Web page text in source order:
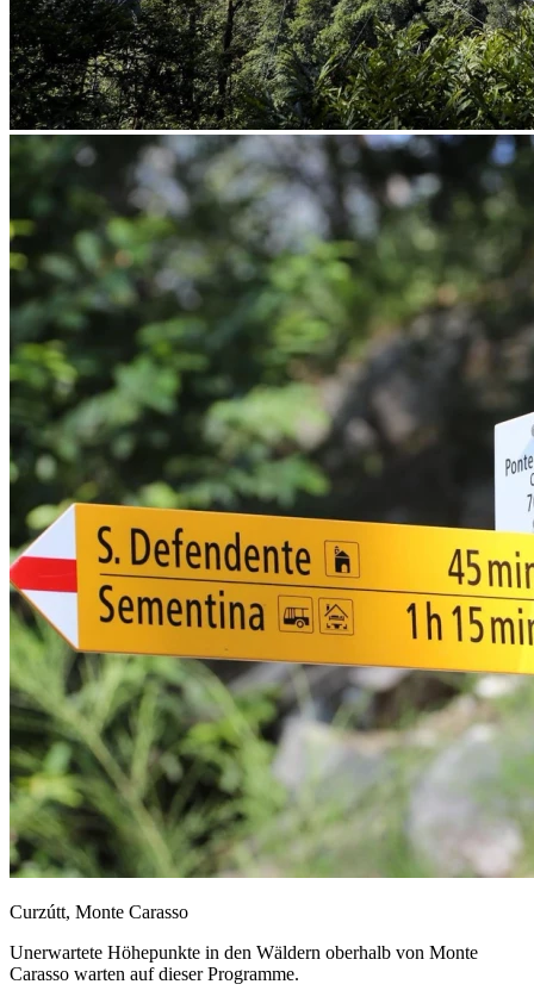
Curzútt, Monte Carasso
Unerwartete Höhepunkte in den Wäldern oberhalb von Monte
Carasso warten auf dieser Programme.